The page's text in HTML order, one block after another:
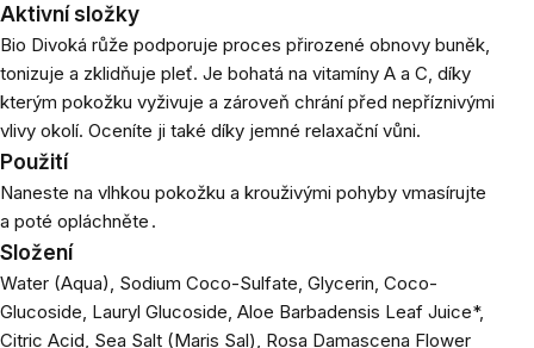
Aktivní složky
Bio Divoká růže podporuje proces přirozené obnovy buněk,
tonizuje a zklidňuje pleť. Je bohatá na vitamíny A a C, díky
kterým pokožku vyživuje a zároveň chrání před nepříznivými
vlivy okolí. Oceníte ji také díky jemné relaxační vůni.
Použití
Naneste na vlhkou pokožku a krouživými pohyby vmasírujte
a poté opláchněte .
Složení
Water (Aqua), Sodium Coco-Sulfate, Glycerin, Coco-
Glucoside, Lauryl Glucoside, Aloe Barbadensis Leaf Juice*,
Citric Acid, Sea Salt (Maris Sal), Rosa Damascena Flower